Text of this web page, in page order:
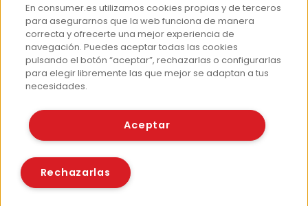
Hemeroteca
Contacto
Prensa
Corpus Lingüístico Consumer
© Fundación EROSKI
Políticas de cookies
En consumer.es utilizamos cookies propias y de terceros
para asegurarnos que la web funciona de manera
correcta y ofrecerte una mejor experiencia de
navegación. Puedes aceptar todas las cookies
pulsando el botón “aceptar”, rechazarlas o configurarlas
para elegir libremente las que mejor se adaptan a tus
necesidades.
Aceptar
Rechazarlas